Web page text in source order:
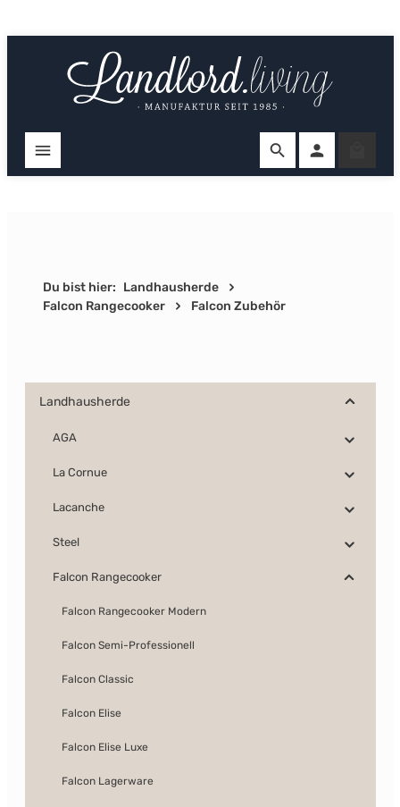
Du bist hier: Landhausherde
Falcon Rangecooker
Falcon Zubehör
Landhausherde
AGA
La Cornue
Lacanche
Steel
Falcon Rangecooker
Falcon Rangecooker Modern
Falcon Semi-Professionell
Falcon Classic
Falcon Elise
Falcon Elise Luxe
Falcon Lagerware